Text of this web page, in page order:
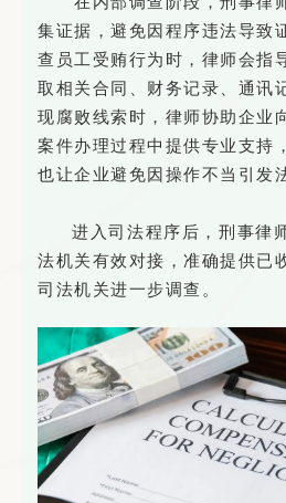
集证据，避免因程序违法导致
查员工受贿行为时，律师会指
取相关合同、财务记录、通讯
现腐败线索时，律师协助企业
案件办理过程中提供专业支持
也让企业避免因操作不当引发
进入司法程序后，刑事律
法机关有效对接，准确提供已
司法机关进一步调查。